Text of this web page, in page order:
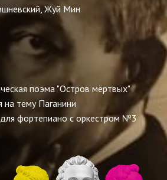
Жуй Мин
поэма "Остров мёртвых"
тему Паганини
фортепиано с оркестром №3